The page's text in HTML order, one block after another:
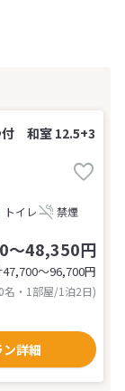
付 和室 12.5+3
トイレ 禁煙
～48,350円
47,700〜96,700円
名・1部屋/1泊2日)
ン詳細